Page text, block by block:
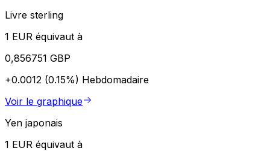
Livre sterling
1 EUR équivaut à
0,856751 GBP
+0.0012 (0.15%) Hebdomadaire
Voir le graphique
Yen japonais
1 EUR équivaut à